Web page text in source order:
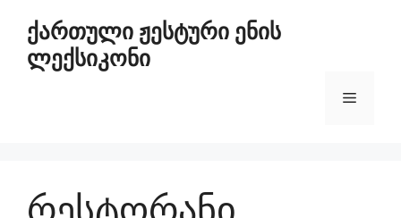
ქართული ჟესტური ენის
ლექსიკონი